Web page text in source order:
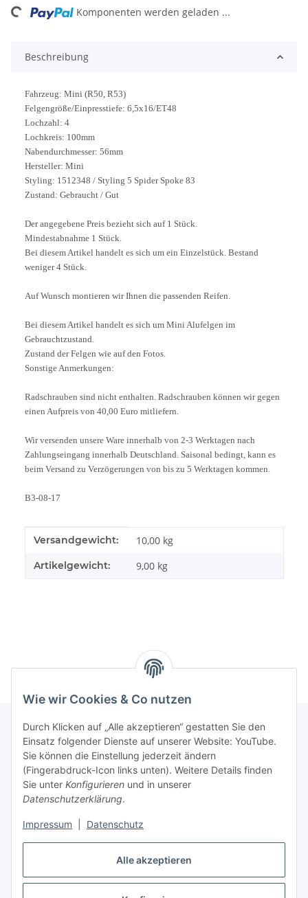
Alle akzeptieren
Wie wir Cookies & Co nutzen
Durch Klicken auf „Alle akzeptieren“ gestatten Sie den
Einsatz folgender Dienste auf unserer Website: YouTube.
Sie können die Einstellung jederzeit ändern
(Fingerabdruck-Icon links unten). Weitere Details finden
Sie unter Konfigurieren und in unserer
Datenschutzerklärung.
Impressum Datenschutz
Komponenten werden geladen ...
Beschreibung
Fahrzeug: Mini (R50, R53)
Felgengröße/Einpresstiefe: 6,5x16/ET48
Lochzahl: 4
Lochkreis: 100mm
Nabendurchmesser: 56mm
Hersteller: Mini
Styling: 1512348 / Styling 5 Spider Spoke 83
Zustand: Gebraucht / Gut
Der angegebene Preis bezieht sich auf 1 Stück.
Mindestabnahme 1 Stück.
Bei diesem Artikel handelt es sich um ein Einzelstück. Bestand
weniger 4 Stück.
Auf Wunsch montieren wir Ihnen die passenden Reifen.
Bei diesem Artikel handelt es sich um Mini Alufelgen im
Gebrauchtzustand.
Zustand der Felgen wie auf den Fotos.
Sonstige Anmerkungen:
Radschrauben sind nicht enthalten. Radschrauben können wir gegen
einen Aufpreis von 40,00 Euro mitliefern.
Wir versenden unsere Ware innerhalb von 2-3 Werktagen nach
Zahlungseingang innerhalb Deutschland. Saisonal bedingt, kann es
beim Versand zu Verzögerungen von bis zu 5 Werktagen kommen.
B3-08-17
Produkteigenschaft
Wert
Versandgewicht: 10,00 kg
Artikelgewicht: 9,00 kg
Informationen
Gesetzliche Informationen
Vertrag widerrufen